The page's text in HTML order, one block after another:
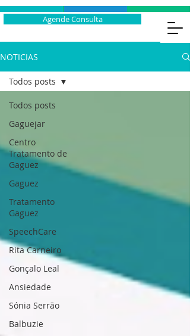
Agende Consulta
NOTICIAS
Todos posts
Gaguejar
Centro
Tratamento de
Gaguez
Gaguez
Tratamento
Gaguez
SpeechCare
Rita Carneiro
Gonçalo Leal
Ansiedade
Sónia Serrão
Balbuzie
Todos posts